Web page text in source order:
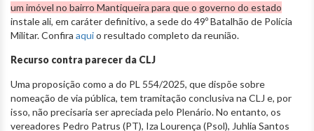
um imóvel no bairro Mantiqueira para que o governo do estado
instale ali, em caráter definitivo, a sede do 49º Batalhão de Polícia
Militar. Confira aquio resultado completo da reunião.
Recurso contra parecer da CLJ
Uma proposição como a do PL 554/2025, que dispõe sobre
nomeação de via pública, tem tramitação conclusiva na CLJ e, por
isso, não precisaria ser apreciada pelo Plenário. No entanto, os
vereadores Pedro Patrus (PT), Iza Lourença (Psol), Juhlia Santos